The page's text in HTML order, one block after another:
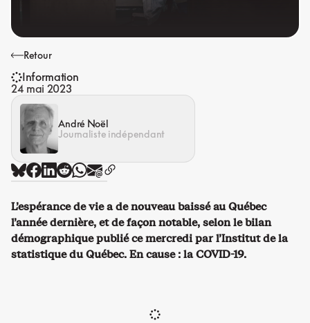
Retour
Information
24 mai 2023
André Noël
Journaliste indépendant
L’espérance de vie a de nouveau baissé au Québec
l’année dernière, et de façon notable, selon le bilan
démographique publié ce mercredi par l’Institut de la
statistique du Québec. En cause : la COVID-19.